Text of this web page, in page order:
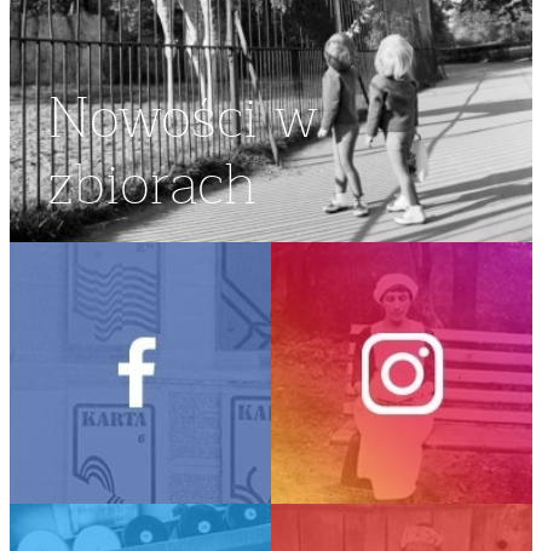
Nowości w
zbiorach